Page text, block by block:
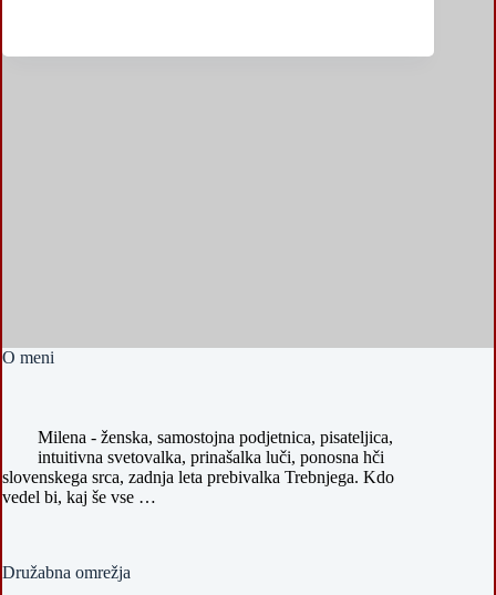
O meni
Milena - ženska, samostojna podjetnica, pisateljica,
intuitivna svetovalka, prinašalka luči, ponosna hči
slovenskega srca, zadnja leta prebivalka Trebnjega. Kdo
vedel bi, kaj še vse …
Družabna omrežja